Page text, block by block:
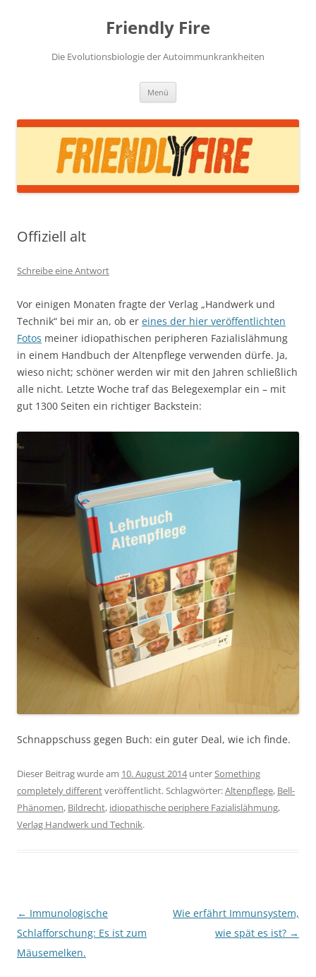
Friendly Fire
Die Evolutionsbiologie der Autoimmunkrankheiten
Menü
Offiziell alt
Schreibe eine Antwort
Vor einigen Monaten fragte der Verlag „Handwerk und
Technik“ bei mir an, ob er eines der hier veröffentlichten
Fotos meiner idiopathischen peripheren Fazialislähmung
in einem Handbuch der Altenpflege verwenden dürfe. Ja,
wieso nicht; schöner werden wir mit den Jahren schließlich
alle nicht. Letzte Woche traf das Belegexemplar ein – mit
gut 1300 Seiten ein richtiger Backstein:
Schnappschuss gegen Buch: ein guter Deal, wie ich finde.
Dieser Beitrag wurde am 10. August 2014unterSomething
completely differentveröffentlicht. Schlagwörter:Altenpflege, Bell-
Phänomen, Bildrecht, idiopathische periphere Fazialislähmung,
Verlag Handwerk und Technik.
Beitragsnavigation
← Immunologische
Schlafforschung: Es ist zum
Mäusemelken.
Wie erfährt Immunsystem,
wie spät es ist? →